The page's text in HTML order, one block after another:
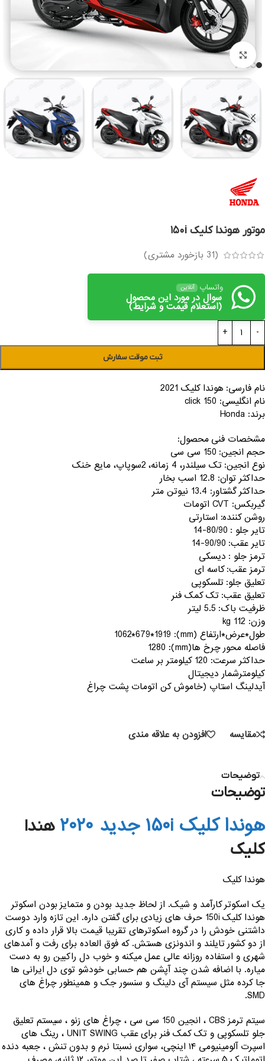
بزرگنمایی تصویر
موتور هوندا کلیک ۱۵۰i
(
31 بازخورد مشتری)
واتساپ آنلاین
سوال در مورد این محصول
(استعلام قیمت و شرایط)
ثبت موقت سفارش
نام فارسی: هوندا کلیک 2021
نام انگلیسی: click 150
برند: Honda
مشخصات فنی محصول:
حجم انجین: 150 سی سی
نوع انجین: تک سیلندر، 4 زمانه، 2سوپاپ، مایع خنک
حداکثر توان: 12.8 اسب بخار
حداکثر گشتاور: 13.4 نیوتن متر
گیربکس: CVT اتومات
روشن کننده: استارتی
تایر جلو : 80/90-14
تایر عقب: 90/90-14
ترمز جلو : دیسکی
ترمز عقب: کاسه ای
تعلیق جلو: تلسکوپی
تعلیق عقب: تک کمک فنر
ظرفیت باک: 5.5 لیتر
وزن: 112 kg
طول*عرض*ارتفاع (mm): 1062*679*1919
فاصله محور چرخ ها(mm): 1280
حداکثر سرعت: 120 کیلومتر بر ساعت
کیلومترشمار دیجیتال
آیدلینگ استاپ (خاموش کن اتومات پشت چراغ
مقایسه افزودن به علاقه مندی
توضیحات
توضیحات
هوندا کلیک ۱۵۰i جدید ۲۰۲۰
هندا
کلیک
هوندا کلیک
یک اسکوتر کارآمد و شیک. از لحاظ جدید بودن و متمایز بودن اسکوتر
هوندا کلیک 150i حرف های زیادی برای گفتن داره. این تازه وارد دوست
داشتنی خودش را در گروه اسکوترهای تقریبا قیمت بالا قرار داده و کاری
از دو کشور تایلند و اندونزی هستش. که فوق العاده برای رفت و آمدهای
شهری و استفاده روزانه عالی عمل میکنه و خوب دل راکبین رو به دست
میاره. با اضافه شدن چند آپشن هم حسابی خودشو توی دل ایرانی ها
جا کرده مثل سیستم آی دلینگ و سنسور جک و همینطور چراغ های
SMD.
سیتم ترمز CBS ، انجین 150 سی سی ، چراغ های زنو ، سیستم تعلیق
جلو تلسکوپی و تک کمک فنر برای عقب UNIT SWING ، رینگ های
اسپرت آلومینیومی ۱۴ اینچی، سواری نسبتا نرم و بدون تنش ، جعبه دنده